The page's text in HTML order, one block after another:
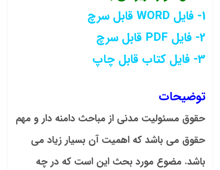
1- فایل WORD قابل سرچ
2- فایل PDF قابل سرچ
3- فایل کتاب قابل چاپ
توضیحات
حقوق مسئولیت مدنی از مباحث دامنه دار و مهم
حقوق می باشد که اهمیت آن بسیار زیاد می
باشد. مضوع مورد بحث این است که در چه